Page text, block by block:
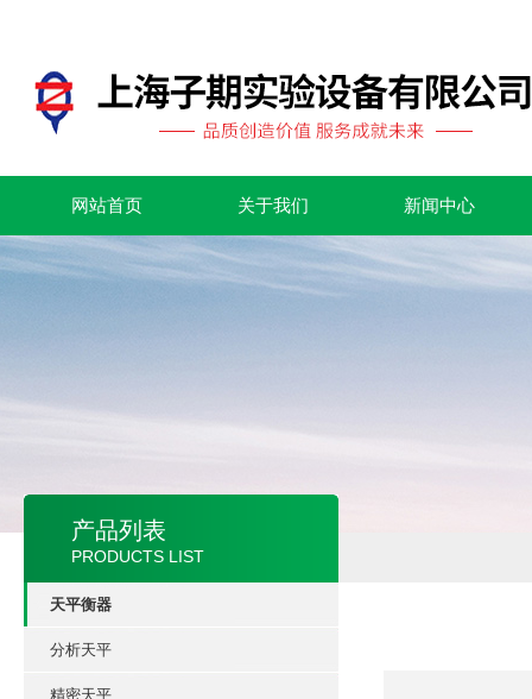
网站首页 关于我们 新闻中心
产品列表
PRODUCTS LIST
天平衡器
分析天平
精密天平